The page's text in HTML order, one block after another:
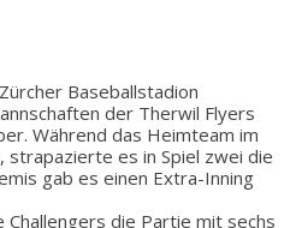
Baseballstadion
der Therwil Flyers
Während das Heimteam im
strapazierte es in Spiel zwei die
gab es einen Extra-Inning
die Partie mit sechs